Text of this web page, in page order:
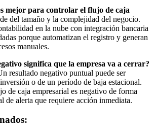
mejor para controlar el flujo de caja
del tamaño y la complejidad del negocio.
en la nube con integración bancaria
porque automatizan el registro y generan
manuales.
significa que la empresa va a cerrar?
resultado negativo puntual puede ser
o de un período de baja estacional.
de caja empresarial es negativo de forma
de alerta que requiere acción inmediata.